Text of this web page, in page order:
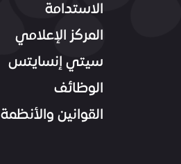
الاستدامة
المركز الإعلامي
سيتي إنسايتس
الوظائف
القوانين والأنظمة